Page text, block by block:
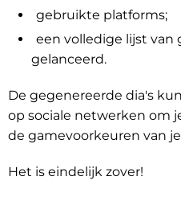
gebruikte platforms;
een volledige lijst van
gelanceerd.
De gegenereerde dia's
op sociale netwerken om
de gamevoorkeuren van
Het is eindelijk zover!